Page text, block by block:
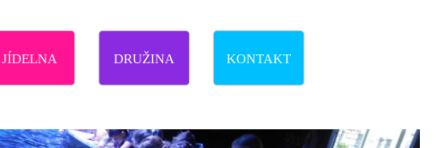
JÍDELNA DRUŽINA KONTAKT